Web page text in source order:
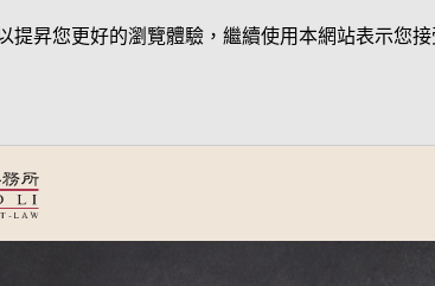
提昇您更好的瀏覽體驗，繼續使用本網站表示您